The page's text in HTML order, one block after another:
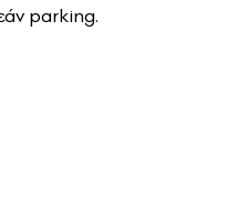
parking.